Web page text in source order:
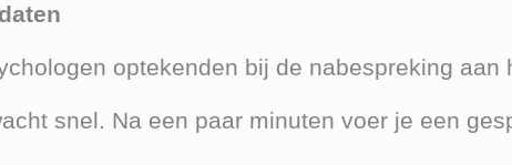
optekenden bij de nabespreking aan
snel. Na een paar minuten voer je een